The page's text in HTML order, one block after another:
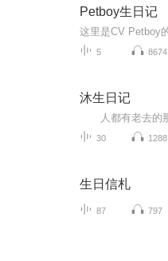
Petboy生日记
5 8674
沐生日记
30 1288
生日信札
87 797